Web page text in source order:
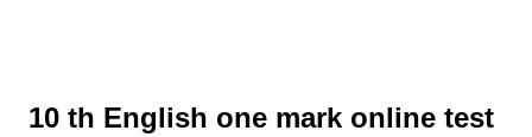
10 th English one mark online test